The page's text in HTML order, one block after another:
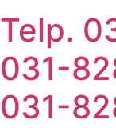
Telp.
031-
031-